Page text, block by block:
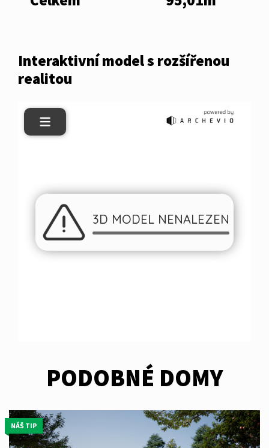
Interaktivní model s rozšířenou
realitou
PODOBNÉ DOMY
NÁŠ TIP